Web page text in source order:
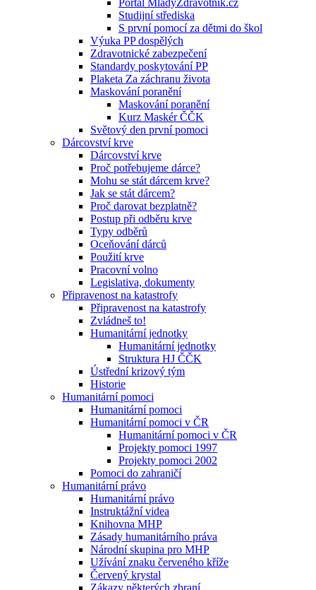
Portál MladyZdravotnik.cz
Studijní střediska
S první pomocí za dětmi do škol
Výuka PP dospělých
Zdravotnické zabezpečení
Standardy poskytování PP
Plaketa Za záchranu života
Maskování poranění
Maskování poranění
Kurz Maskér ČČK
Světový den první pomoci
Dárcovství krve
Dárcovství krve
Proč potřebujeme dárce?
Mohu se stát dárcem krve?
Jak se stát dárcem?
Proč darovat bezplatně?
Postup při odběru krve
Typy odběrů
Oceňování dárců
Použití krve
Pracovní volno
Legislativa, dokumenty
Připravenost na katastrofy
Připravenost na katastrofy
Zvládneš to!
Humanitární jednotky
Humanitární jednotky
Struktura HJ ČČK
Ústřední krizový tým
Historie
Humanitární pomoci
Humanitární pomoci
Humanitární pomoci v ČR
Humanitární pomoci v ČR
Projekty pomoci 1997
Projekty pomoci 2002
Pomoci do zahraničí
Humanitární právo
Humanitární právo
Instruktážní videa
Knihovna MHP
Zásady humanitárního práva
Národní skupina pro MHP
Užívání znaku červeného kříže
Červený krystal